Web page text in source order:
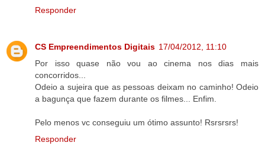
Responder
CS Empreendimentos Digitais 17/04/2012, 11:10
Por isso quase não vou ao cinema nos dias mais
concorridos...
Odeio a sujeira que as pessoas deixam no caminho! Odeio
a bagunça que fazem durante os filmes... Enfim.
Pelo menos vc conseguiu um ótimo assunto! Rsrsrsrs!
Responder